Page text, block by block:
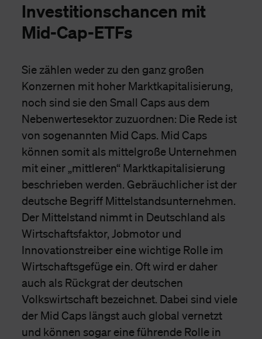
Investitionschancen mit
Mid-Cap-ETFs
Sie zählen weder zu den ganz großen
Konzernen mit hoher Marktkapitalisierung,
noch sind sie den Small Caps aus dem
Nebenwertesektor zuzuordnen: Die Rede ist
von sogenannten Mid Caps. Mid Caps
können somit als mittelgroße Unternehmen
mit einer „mittleren“ Marktkapitalisierung
beschrieben werden. Gebräuchlicher ist der
deutsche Begriff Mittelstandsunternehmen.
Der Mittelstand nimmt in Deutschland als
Wirtschaftsfaktor, Jobmotor und
Innovationstreiber eine wichtige Rolle im
Wirtschaftsgefüge ein. Oft wird er daher
auch als Rückgrat der deutschen
Volkswirtschaft bezeichnet. Dabei sind viele
der Mid Caps längst auch global vernetzt
und können sogar eine führende Rolle in